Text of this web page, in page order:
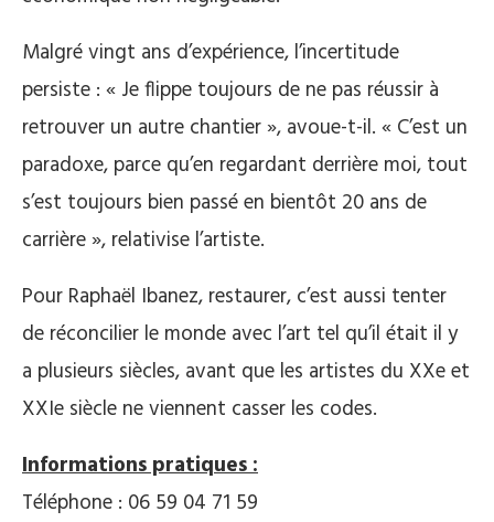
Malgré vingt ans d’expérience, l’incertitude
persiste : « Je flippe toujours de ne pas réussir à
retrouver un autre chantier », avoue-t-il. « C’est un
paradoxe, parce qu’en regardant derrière moi, tout
s’est toujours bien passé en bientôt 20 ans de
carrière », relativise l’artiste.
Pour Raphaël Ibanez, restaurer, c’est aussi tenter
de réconcilier le monde avec l’art tel qu’il était il y
a plusieurs siècles, avant que les artistes du XXe et
XXIe siècle ne viennent casser les codes.
Informations pratiques :
Téléphone : 06 59 04 71 59